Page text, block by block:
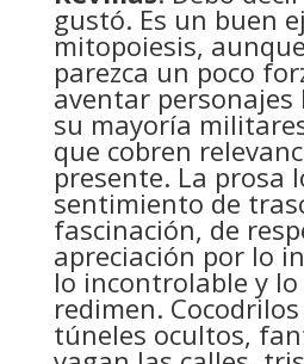
gustó. Es un buen
mitopoiesis,
parezca un poco
aventar personajes
su mayoría
que cobren
presente. La prosa
sentimiento de
fascinación, de
apreciación por lo
lo incontrolable y
redimen.
túneles ocultos,